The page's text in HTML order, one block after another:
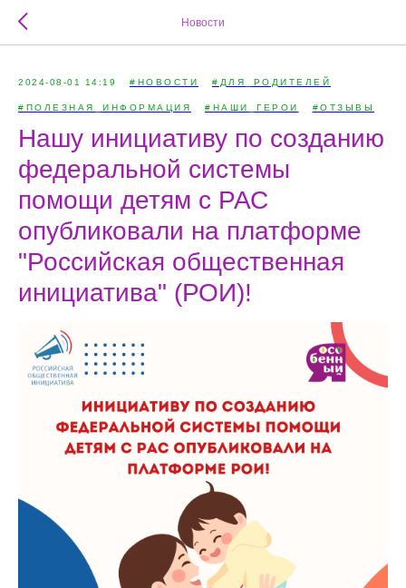
Новости
2024-08-01 14:19 #НОВОСТИ #ДЛЯ_РОДИТЕЛЕЙ
#ПОЛЕЗНАЯ_ИНФОРМАЦИЯ #НАШИ_ГЕРОИ #ОТЗЫВЫ
Нашу инициативу по созданию
федеральной системы
помощи детям с РАС
опубликовали на платформе
"Российская общественная
инициатива" (РОИ)!